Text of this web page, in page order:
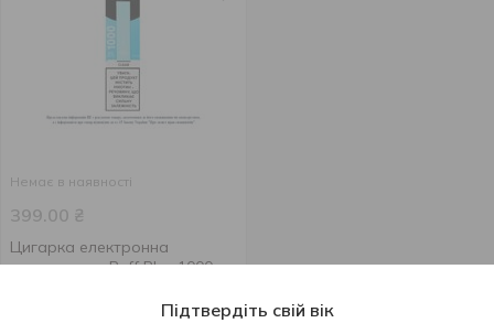
Немає в наявності
399.00 ₴
Цигарка електронна
одноразова Puff Plus 1000
Підтвердіть свій вік